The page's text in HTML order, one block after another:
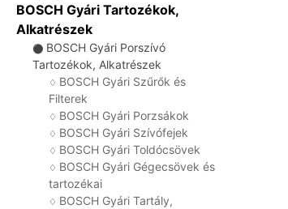
BOSCH Gyári Tartozékok,
Alkatrészek
⚫ BOSCH Gyári Porszívó
Tartozékok, Alkatrészek
♢ BOSCH Gyári Szűrők és
Filterek
♢ BOSCH Gyári Porzsákok
♢ BOSCH Gyári Szívófejek
♢ BOSCH Gyári Toldócsövek
♢ BOSCH Gyári Gégecsövek és
tartozékai
♢ BOSCH Gyári Tartály,